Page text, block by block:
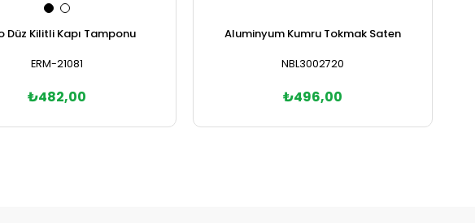
Düz Kilitli Kapı Tamponu
ERM-21081
₺482,00
Aluminyum Kumru Tokmak Saten
NBL3002720
₺496,00